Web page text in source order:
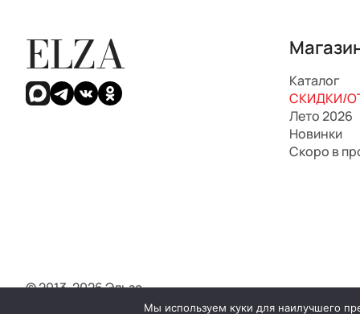
ELZA
Каталог
СКИДКИ/
Лето 2026
Новинки
Скоро в
© 2013-2026 Эльза.
Мы используем куки для наилучшего